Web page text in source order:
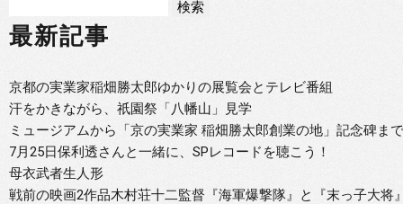
最新記事
京都の実業家稲畑勝太郎ゆかりの展覧会とテレビ番組
汗をかきながら、祇園祭「八幡山」見学
ミュージアムから「京の実業家 稲畑勝太郎創業の地」記念碑ま
7月25日保利透さんと一緒に、SPレコードを聴こう！
母衣武者生人形
戦前の映画2作品木村荘十二監督『海軍爆撃隊』と『末っ子大将